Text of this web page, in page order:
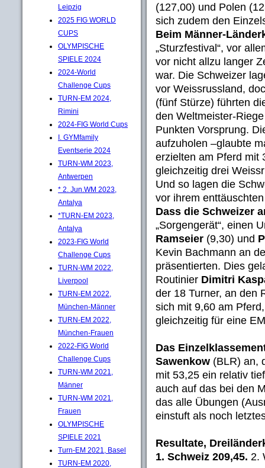
Leipzig
2025 FIG WORLD
CUPS
OLYMPISCHE
SPIELE 2024
2024-World
Challenge Cups
TURN-EM 2024,
Rimini
2024-FIG World Cups
I. GYMfamily
Eventserie 2024
TURN-WM 2023,
Antwerpen
* 2. Jun.WM 2023,
Antalya
*TURN-EM 2023,
Antalya
2023-FIG World
Challenge Cups
TURN-WM 2022,
Liverpool
TURN-EM 2022,
München-Männer
TURN-EM 2022,
München-Frauen
2022-FIG World
Challenge Cups
TURN-WM 2021,
Männer
TURN-WM 2021,
Frauen
OLYMPISCHE
SPIELE 2021
Turn-EM 2021, Basel
TURN-EM 2020,
(127,00) und Polen
sich zudem den
Beim Männer-
„Sturzfestival“, vor
vor nicht allzu langer
war. Die Schweizer
vor Weissrussland,
(fünf Stürze) führten
den Weltmeister-
Punkten Vorsprung.
aufzuholen –glaubte
erzielten am Pferd mit
gleichzeitig drei
Und so lagen die
vor ihrem
Dass die Schweizer
„Sorgengerät“, einen
Ramseier (9,30) und
Kevin Bachmann an
präsentierten. Dies
Routinier Dimitri
der 18 Turner, an den
sich mit 9,60 am
gleichzeitig für eine
Das
Sawenkow (BLR) an,
mit 53,25 ein relativ
auch auf das bei den
das alle Übungen
einstuft als noch
Resultate,
1. Schweiz 209,45. 2.